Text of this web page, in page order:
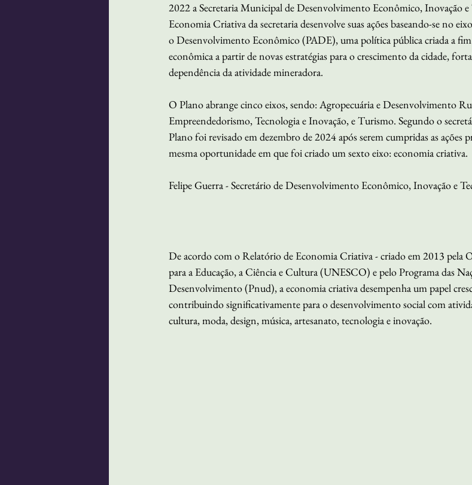
2022 a Secretaria Municipal de Desenvolvimento Econômico, Inovação
Economia Criativa da secretaria desenvolve suas ações baseando-se no
o Desenvolvimento Econômico (PADE), uma política pública criada a
econômica a partir de novas estratégias para o crescimento da cidade,
dependência da atividade mineradora.
O Plano abrange cinco eixos, sendo: Agropecuária e Desenvolvimento
Empreendedorismo, Tecnologia e Inovação, e Turismo. Segundo o
Plano foi revisado em dezembro de 2024 após serem cumpridas as ações
mesma oportunidade em que foi criado um sexto eixo: economia criativa.
Felipe Guerra - Secretário de Desenvolvimento Econômico, Inovação e
De acordo com o Relatório de Economia Criativa - criado em 2013 pela
para a Educação, a Ciência e Cultura (UNESCO) e pelo Programa das
Desenvolvimento (Pnud), a economia criativa desempenha um papel
contribuindo significativamente para o desenvolvimento social com
cultura, moda, design, música, artesanato, tecnologia e inovação.